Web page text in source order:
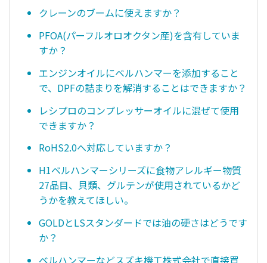
クレーンのブームに使えますか？
PFOA(パーフルオロオクタン産)を含有していま
すか？
エンジンオイルにベルハンマーを添加すること
で、DPFの詰まりを解消することはできますか？
レシプロのコンプレッサーオイルに混ぜて使用
できますか？
RoHS2.0へ対応していますか？
H1ベルハンマーシリーズに食物アレルギー物質
27品目、貝類、グルテンが使用されているかど
うかを教えてほしい。
GOLDとLSスタンダードでは油の硬さはどうです
か？
ベルハンマーなどスズキ機工株式会社で直接買